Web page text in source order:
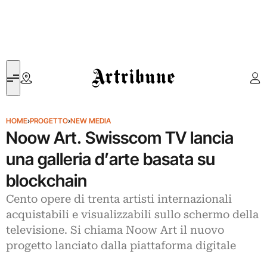
Artribune
HOME›PROGETTO›NEW MEDIA
Noow Art. Swisscom TV lancia
una galleria d’arte basata su
blockchain
Cento opere di trenta artisti internazionali
acquistabili e visualizzabili sullo schermo della
televisione. Si chiama Noow Art il nuovo
progetto lanciato dalla piattaforma digitale